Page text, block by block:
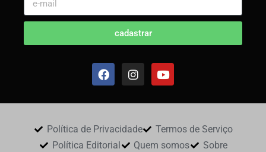
cadastrar
Política de Privacidade
Termos de Serviço
Política Editorial
Quem somos
Sobre